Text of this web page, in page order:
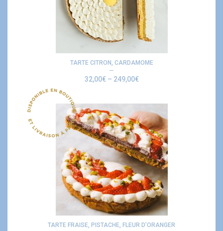
TARTE CITRON, CARDAMOME
32,00€– 249,00€
TARTE FRAISE, PISTACHE, FLEUR D’ORANGER